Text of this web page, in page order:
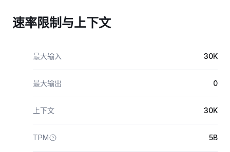
速率限制与上下文
最大输入 30K
最大输出 0
上下文 30K
TPM 5B